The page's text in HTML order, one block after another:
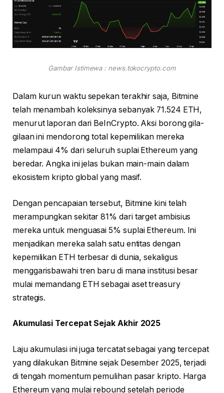
Gambar Istimewa : news.tokocrypto.com
Dalam kurun waktu sepekan terakhir saja, Bitmine
telah menambah koleksinya sebanyak 71.524 ETH,
menurut laporan dari BeInCrypto. Aksi borong gila-
gilaan ini mendorong total kepemilikan mereka
melampaui 4% dari seluruh suplai Ethereum yang
beredar. Angka ini jelas bukan main-main dalam
ekosistem kripto global yang masif.
Dengan pencapaian tersebut, Bitmine kini telah
merampungkan sekitar 81% dari target ambisius
mereka untuk menguasai 5% suplai Ethereum. Ini
menjadikan mereka salah satu entitas dengan
kepemilikan ETH terbesar di dunia, sekaligus
menggarisbawahi tren baru di mana institusi besar
mulai memandang ETH sebagai aset treasury
strategis.
Akumulasi Tercepat Sejak Akhir 2025
Laju akumulasi ini juga tercatat sebagai yang tercepat
yang dilakukan Bitmine sejak Desember 2025, terjadi
di tengah momentum pemulihan pasar kripto. Harga
Ethereum yang mulai rebound setelah periode